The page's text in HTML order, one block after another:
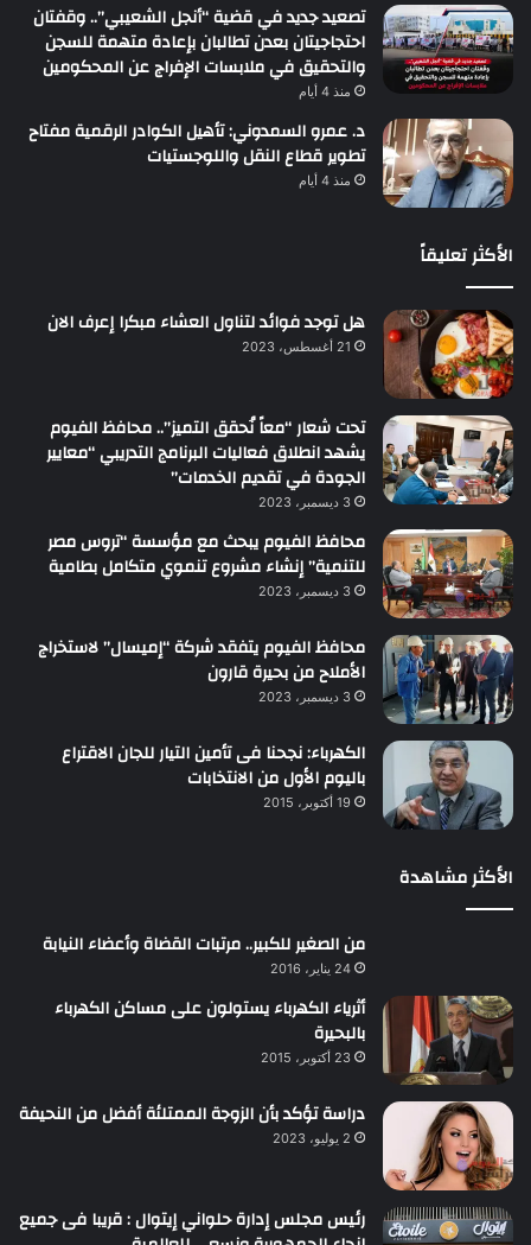
تصعيد جديد في قضية “أنجل الشعيبي”.. وقفتان
احتجاجيتان بعدن تطالبان بإعادة متهمة للسجن
والتحقيق في ملابسات الإفراج عن المحكومين
منذ 4 أيام
د. عمرو السمدوني: تأهيل الكوادر الرقمية مفتاح
تطوير قطاع النقل واللوجستيات
منذ 4 أيام
الأكثر تعليقاً
هل توجد فوائد لتناول العشاء مبكرا إعرف الان
21 أغسطس، 2023
تحت شعار “معاً نُحقق التميز”.. محافظ الفيوم
يشهد انطلاق فعاليات البرنامج التدريبي “معايير
الجودة في تقديم الخدمات”
3 ديسمبر، 2023
محافظ الفيوم يبحث مع مؤسسة “تروس مصر
للتنمية” إنشاء مشروع تنموي متكامل بطامية
3 ديسمبر، 2023
محافظ الفيوم يتفقد شركة “إميسال” لاستخراج
الأملاح من بحيرة قارون
3 ديسمبر، 2023
الكهرباء: نجحنا فى تأمين التيار للجان الاقتراع
باليوم الأول من الانتخابات
19 أكتوبر، 2015
الأكثر مشاهدة
من الصغير للكبير.. مرتبات القضاة وأعضاء النيابة
24 يناير، 2016
أثرياء الكهرباء يستولون على مساكن الكهرباء
بالبحيرة
23 أكتوبر، 2015
دراسة تؤكد بأن الزوجة الممتلئة أفضل من النحيفة
2 يوليو، 2023
رئيس مجلس إدارة حلواني إيتوال : قريبا فى جميع